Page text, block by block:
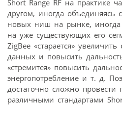
Short Range RF на практике
другом, иногда объединяясь
новых ниш на рынке, иногда
на уже существующих его
ZigBee «старается»
данных и повысить
«стремится» повысить
энергопотребление и т. д.
достаточно сложно провести
различными стандартами